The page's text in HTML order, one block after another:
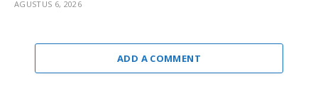
AGUSTUS 6, 2026
ADD A COMMENT